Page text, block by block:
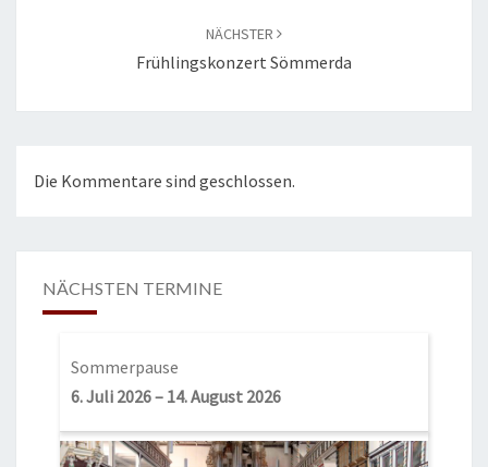
NÄCHSTER
Frühlingskonzert Sömmerda
Die Kommentare sind geschlossen.
NÄCHSTEN TERMINE
Sommerpause
6. Juli 2026– 14. August 2026